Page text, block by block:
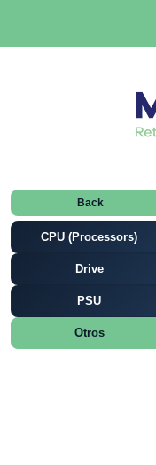
Back
CPU (Processors)
Drive
PSU
Otros